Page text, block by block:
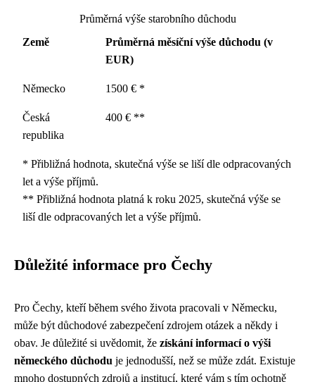
Průměrná výše starobního důchodu
Země
Průměrná měsíční výše důchodu (v
EUR)
Německo 1500 € *
Česká
republika
400 € **
* Přibližná hodnota, skutečná výše se liší dle odpracovaných
let a výše příjmů.
** Přibližná hodnota platná k roku 2025, skutečná výše se
liší dle odpracovaných let a výše příjmů.
Důležité informace pro Čechy
Pro Čechy, kteří během svého života pracovali v Německu,
může být důchodové zabezpečení zdrojem otázek a někdy i
obav. Je důležité si uvědomit, že získání informací o výši
německého důchodu je jednodušší, než se může zdát. Existuje
mnoho dostupných zdrojů a institucí, které vám s tím ochotně